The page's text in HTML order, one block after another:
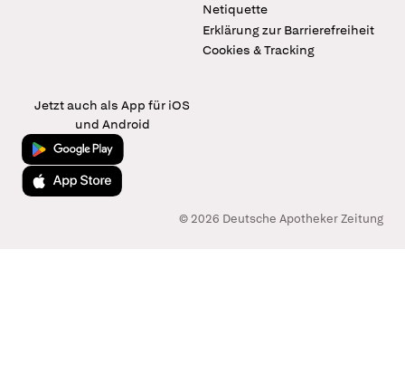
Netiquette
Erklärung zur Barrierefreiheit
Cookies & Tracking
Jetzt auch als App für iOS
und Android
Jetzt bei Google Play
Laden im App Store
© 2026 Deutsche Apotheker Zeitung